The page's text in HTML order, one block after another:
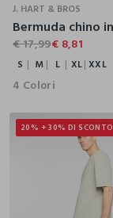
J. HART & BROS
€ 17,99€ 8,81
S M L XL XXL
4 Colori
20% + 30% DI SCONTO